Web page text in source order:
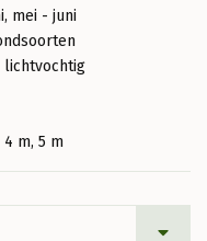
tot
€150,00
mei - juni
lichtvochtig
m, 5 m